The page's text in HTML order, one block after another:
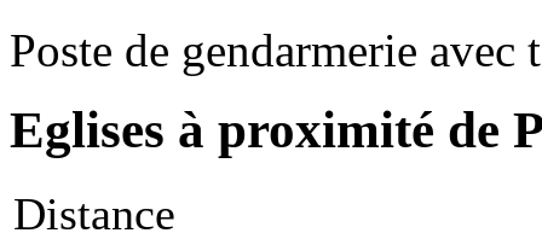
Poste de gendarmerie avec
Eglises à proximité de
Distance